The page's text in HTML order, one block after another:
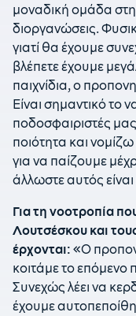
μοναδική ομάδα
διοργανώσεις.
γιατί θα έχουμε
βλέπετε έχουμε
παιχνίδια, ο
Είναι σημαντικό το
ποδοσφαιριστές μας
ποιότητα και
για να παίζουμε
άλλωστε αυτός
Για τη νοοτροπία
Λουτσέσκου και
έρχονται: «Ο
κοιτάμε το επόμενο
Συνεχώς λέει να
έχουμε